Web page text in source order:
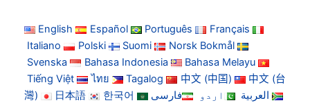
English Español Português
Français
Italiano
Polski Suomi
Norsk Bokmål
Svenska
Bahasa Indonesia
Bahasa Melayu
Tiếng Việt
ไทย Tagalog 中文 (中国)
中文 (台
灣)
日本語 한국어 العربية اردو
فارسی